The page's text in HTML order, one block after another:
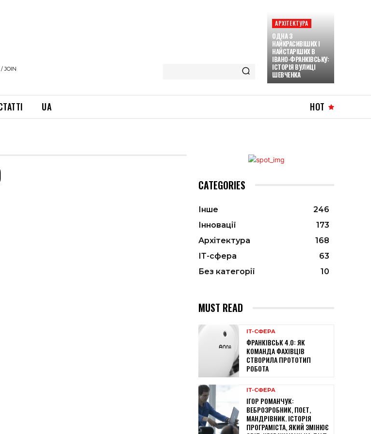
JOIN
АРХІТЕКТУРА
ОДНА З
НАЙКРАСИВІШИХ І
НАЙСТАРІШИХ В
ІВАНО-ФРАНКІВСЬКУ:
ІСТОРІЯ ВУЛИЦІ
ШЕВЧЕНКА
UA HOT
CATEGORIES
Інше
246
Інновації
173
Архітектура
168
ІТ-сфера
63
Без категорії
10
MUST READ
ІТ-СФЕРА
ФРАНКІВСЬК 4.0: ЯК
КОМАНДА ФАХІВЦІВ
СТВОРИЛА ПРОТОТИП
РОБОТА
ІТ-СФЕРА
ІГОР РОМАНЧУК:
ВЕБРОЗРОБНИК, ПОЕТ,
МАНДРІВНИК. ІСТОРІЯ
ПРОГРАМІСТА, ЯКИЙ ЗМІНЮЄ